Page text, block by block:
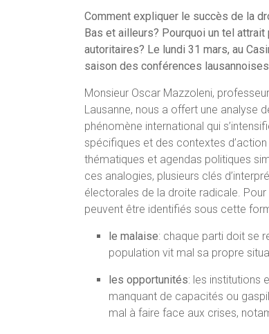
Comment expliquer le succès de la
Bas et ailleurs? Pourquoi un tel
autoritaires? Le lundi 31 mars, au
saison des conférences
Monsieur Oscar Mazzoleni,
Lausanne, nous a offert une analyse
phénomène international qui
spécifiques et des contextes
thématiques et agendas politiques
ces analogies, plusieurs clés
électorales de la droite radicale.
peuvent être identifiés sous cette
le malaise: chaque parti doit se
population vit mal sa propre
les opportunités: les institutions
manquant de capacités ou
mal à faire face aux crises,